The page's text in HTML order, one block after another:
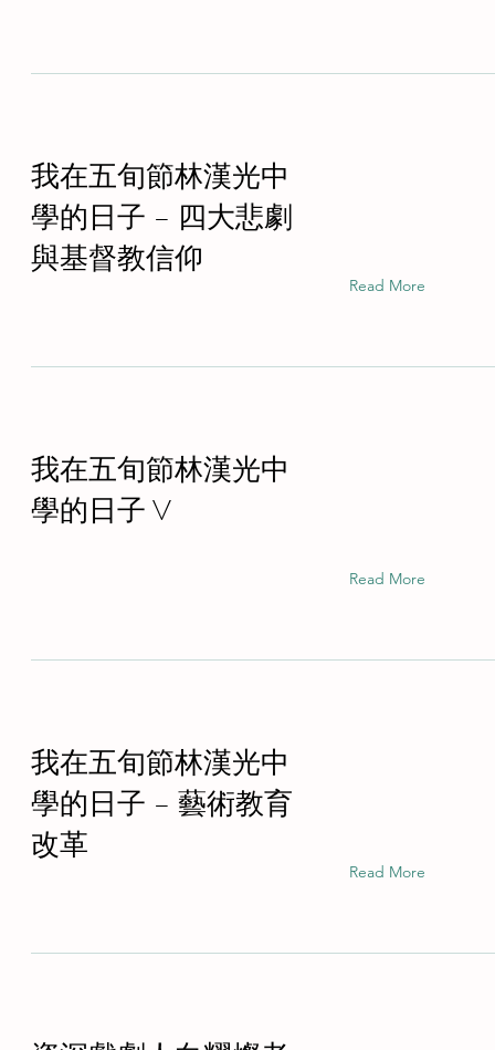
我在五旬節林漢光中
學的日子 – 四大悲劇
與基督教信仰
Read More
我在五旬節林漢光中
學的日子 V
Read More
我在五旬節林漢光中
學的日子 – 藝術教育
改革
Read More